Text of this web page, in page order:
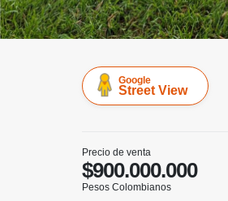
Google
Street View
Precio de venta
$900.000.000
Pesos Colombianos